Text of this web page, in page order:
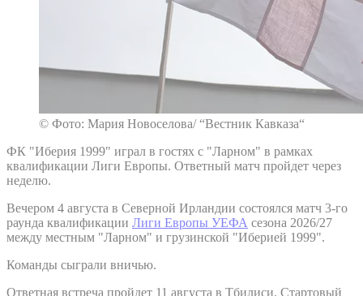
© Фото: Мария Новоселова/ “Вестник Кавказа“
ФК "Иберия 1999" играл в гостях с "Ларном" в рамках
квалификации Лиги Европы. Ответный матч пройдет через
неделю.
Вечером 4 августа в Северной Ирландии состоялся матч 3-го
раунда квалификации Лиги Европы УЕФА сезона 2026/27
между местным "Ларном" и грузинской "Иберией 1999".
Команды сыграли вничью.
Ответная встреча пройдет 11 августа в Тбилиси. Стартовый